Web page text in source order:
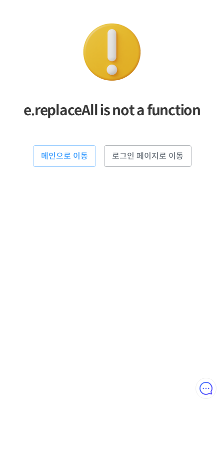
e.replaceAll is not a function
메인으로 이동 로그인 페이지로 이동